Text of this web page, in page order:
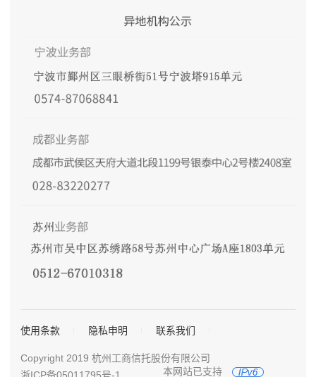
使用条款 隐私申明 联系我们
Copyright 2019 杭州工商信托股份有限公司
本网站已支持